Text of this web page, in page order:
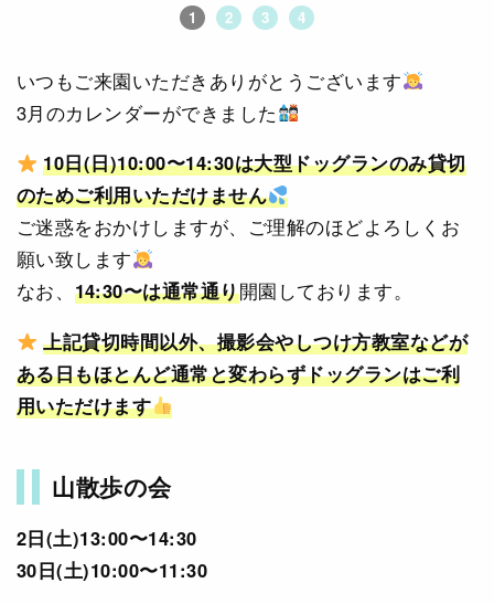
1 2 3 4
いつもご来園いただきありがとうございます
3月のカレンダーができました
10日(日)10:00〜14:30は大型ドッグランのみ貸切
のためご利用いただけません
ご迷惑をおかけしますが、ご理解のほどよろしくお
願い致します
なお、 14:30〜は通常通り開園しております。
上記貸切時間以外、撮影会やしつけ方教室などが
ある日もほとんど通常と変わらずドッグランはご利
用いただけます
山散歩の会
2日(土)13:00〜14:30
30日(土)10:00〜11:30